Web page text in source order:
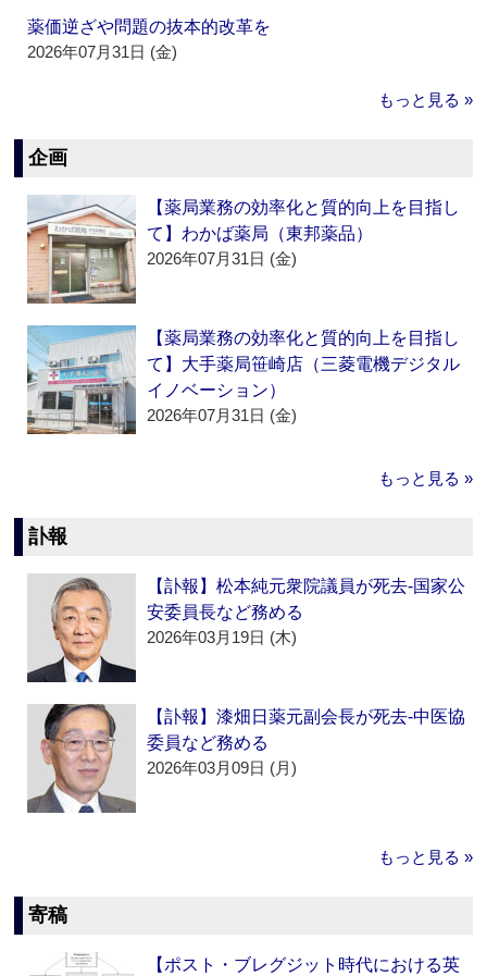
薬価逆ざや問題の抜本的改革を
2026年07月31日 (金)
もっと見る »
企画
【薬局業務の効率化と質的向上を目指し
て】わかば薬局（東邦薬品）
2026年07月31日 (金)
【薬局業務の効率化と質的向上を目指し
て】大手薬局笹崎店（三菱電機デジタル
イノベーション）
2026年07月31日 (金)
もっと見る »
訃報
【訃報】松本純元衆院議員が死去‐国家公
安委員長など務める
2026年03月19日 (木)
【訃報】漆畑日薬元副会長が死去‐中医協
委員など務める
2026年03月09日 (月)
もっと見る »
寄稿
【ポスト・ブレグジット時代における英